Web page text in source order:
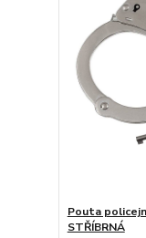
Pouta
STŘÍBRNÁ